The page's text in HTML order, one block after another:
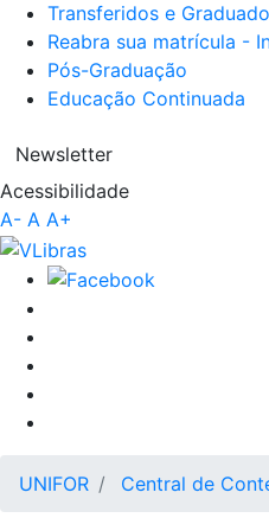
Transferidos e
Reabra sua matrícula -
Pós-Graduação
Educação Continuada
Newsletter
Acessibilidade
A- A A+
UNIFOR Central de